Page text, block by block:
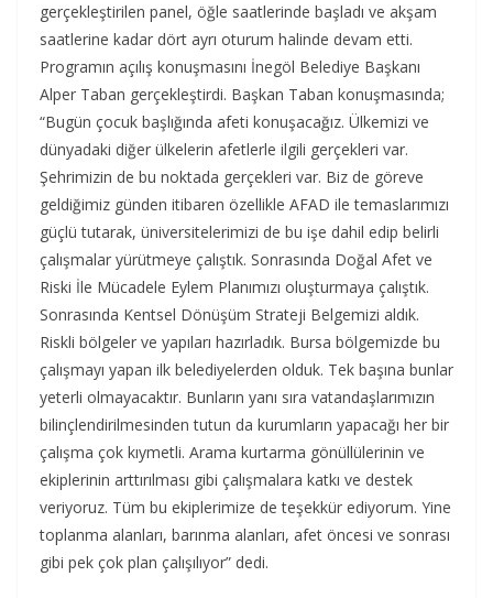
gerçekleştirilen panel, öğle saatlerinde başladı ve akşam
saatlerine kadar dört ayrı oturum halinde devam etti.
Programın açılış konuşmasını İnegöl Belediye Başkanı
Alper Taban gerçekleştirdi. Başkan Taban konuşmasında;
“Bugün çocuk başlığında afeti konuşacağız. Ülkemizi ve
dünyadaki diğer ülkelerin afetlerle ilgili gerçekleri var.
Şehrimizin de bu noktada gerçekleri var. Biz de göreve
geldiğimiz günden itibaren özellikle AFAD ile temaslarımızı
güçlü tutarak, üniversitelerimizi de bu işe dahil edip belirli
çalışmalar yürütmeye çalıştık. Sonrasında Doğal Afet ve
Riski İle Mücadele Eylem Planımızı oluşturmaya çalıştık.
Sonrasında Kentsel Dönüşüm Strateji Belgemizi aldık.
Riskli bölgeler ve yapıları hazırladık. Bursa bölgemizde bu
çalışmayı yapan ilk belediyelerden olduk. Tek başına bunlar
yeterli olmayacaktır. Bunların yanı sıra vatandaşlarımızın
bilinçlendirilmesinden tutun da kurumların yapacağı her bir
çalışma çok kıymetli. Arama kurtarma gönüllülerinin ve
ekiplerinin arttırılması gibi çalışmalara katkı ve destek
veriyoruz. Tüm bu ekiplerimize de teşekkür ediyorum. Yine
toplanma alanları, barınma alanları, afet öncesi ve sonrası
gibi pek çok plan çalışılıyor” dedi.